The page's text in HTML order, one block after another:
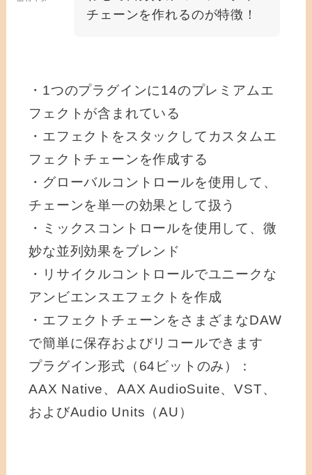
チェーンを作れるのが特徴！
・1つのプラグインに14のプレミアムエ
フェクトが含まれている
・エフェクトをスタックしてカスタムエ
フェクトチェーンを作成する
・グローバルコントロールを使用して、
チェーンを単一の効果として扱う
・ミックスコントロールを使用して、微
妙な並列効果をブレンド
・リサイクルコントロールでユニークな
アンビエンスエフェクトを作成
・エフェクトチェーンをさまざまなDAW
で簡単に保存およびリコールできます
プラグイン形式（64ビットのみ）：
AAX Native、AAX AudioSuite、VST、
およびAudio Units（AU）